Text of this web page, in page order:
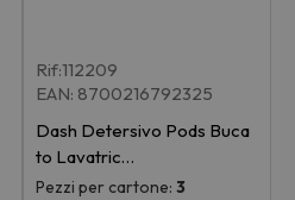
Rif:112209
EAN: 8700216792325
Dash Detersivo Pods Buca
to Lavatric…
Pezzi per cartone: 3